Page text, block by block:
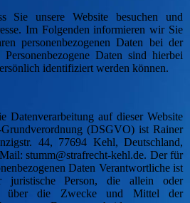
Sie unsere Website besuchen und
Im Folgenden informieren wir Sie
personenbezogenen Daten bei der
Daten sind hierbei
identifiziert werden können.
Datenverarbeitung auf dieser Website
(DSGVO) ist Rainer
44, 77694 Kehl, Deutschland,
stumm@strafrecht-kehl.de. Der für
Daten Verantwortliche ist
juristische Person, die allein oder
über die Zwecke und Mittel der